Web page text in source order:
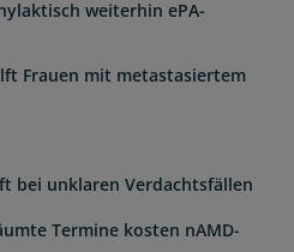
weiterhin ePA-
Frauen mit metastasiertem
bei unklaren Verdachtsfällen
Termine kosten nAMD-